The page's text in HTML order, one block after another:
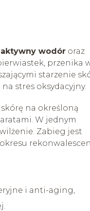
aktywny wodór oraz
przenika
starzenie
stres oksydacyjny.
na określoną
W jednym
Zabieg jest
i anti-aging,